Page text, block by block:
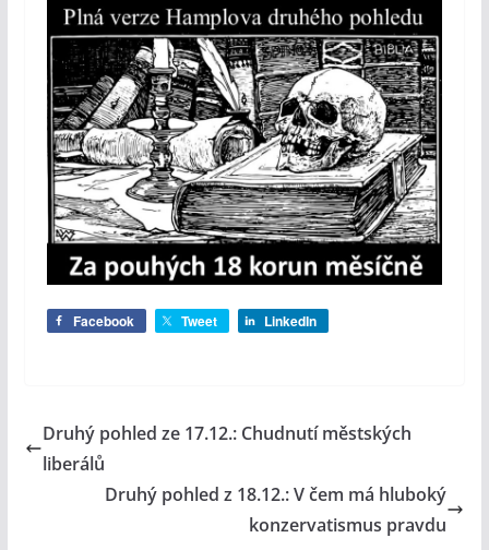
Facebook Tweet LinkedIn
Druhý pohled ze 17.12.: Chudnutí městských
liberálů
Druhý pohled z 18.12.: V čem má hluboký
konzervatismus pravdu